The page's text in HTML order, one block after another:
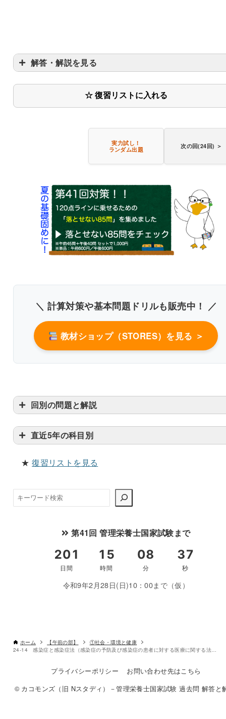
解答・解説を見る
書き込みしやすいレイアウト
改行過去問を見る
☆ 復習リストに入れる
実力試し！
ランダム出題
次の回(24回) ＞
＼ 計算対策や基本問題ドリルも販売中！ ／
教材ショップ（STORES）を見る ＞
回別の問題と解説
直近5年の科目別
★復習リストを見る
検
索
第41回 管理栄養士国家試験まで
令和9年2月28日(日)10：00まで（仮）
ホーム 【午前の部】
①社会・環境と健康
24-14 感染症と感染症法（感染症の予防及び感染症の患者に対する医療に関する法律）上の分類の組合せである。
プライバシーポリシー
お問い合わせ先はこちら
© カコモンズ（旧 Nスタディ）－管理栄養士国家試験 過去問 解答と